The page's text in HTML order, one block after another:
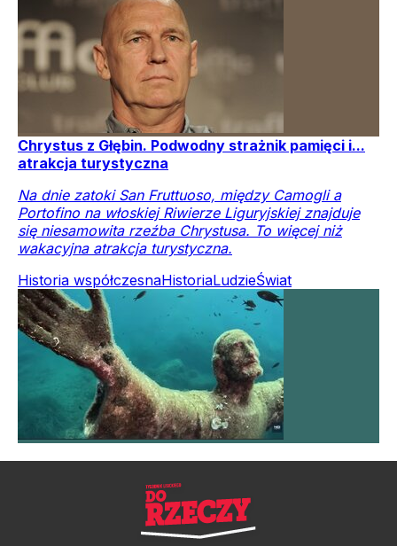
Chrystus z Głębin. Podwodny strażnik pamięci i...
atrakcja turystyczna
Na dnie zatoki San Fruttuoso, między Camogli a
Portofino na włoskiej Riwierze Liguryjskiej znajduje
się niesamowita rzeźba Chrystusa. To więcej niż
wakacyjna atrakcja turystyczna.
Historia współczesnaHistoriaLudzieŚwiat